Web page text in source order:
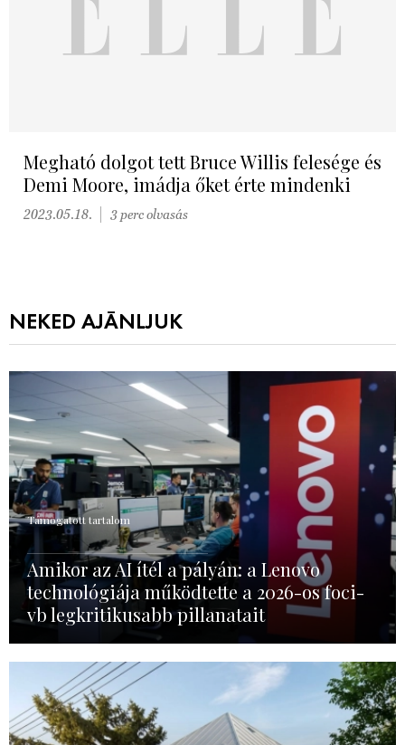
Megható dolgot tett Bruce Willis felesége és
Demi Moore, imádja őket érte mindenki
2023.05.18. 3 perc olvasás
NEKED AJÁNLJUK
Támogatott tartalom
Amikor az AI ítél a pályán: a Lenovo
technológiája működtette a 2026-os foci-
vb legkritikusabb pillanatait